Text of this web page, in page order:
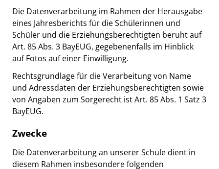
Die Datenverarbeitung im Rahmen der Herausgabe
eines Jahresberichts für die Schülerinnen und
Schüler und die Erziehungsberechtigten beruht auf
Art. 85 Abs. 3 BayEUG, gegebenenfalls im Hinblick
auf Fotos auf einer Einwilligung.
Rechtsgrundlage für die Verarbeitung von Name
und Adressdaten der Erziehungsberechtigten sowie
von Angaben zum Sorgerecht ist Art. 85 Abs. 1 Satz 3
BayEUG.
Zwecke
Die Datenverarbeitung an unserer Schule dient in
diesem Rahmen insbesondere folgenden